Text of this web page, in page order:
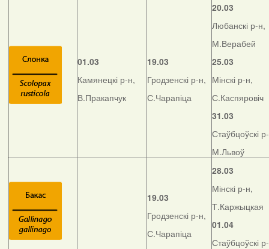
01.03
Камянецкі р-н,
В.Пракапчук
19.03
Гродзенскі р-н,
С.Чарапіца
20.03
Любанскі р-н,
М.Верабей
25.03
Мінскі р-н,
С.Каспяровіч
31.03
Стаўбцоўскі
М.Львоў
19.03
Гродзенскі р-н,
С.Чарапіца
28.03
Мінскі р-н,
Т.Каржыцкая
01.04
Стаўбцоўскі